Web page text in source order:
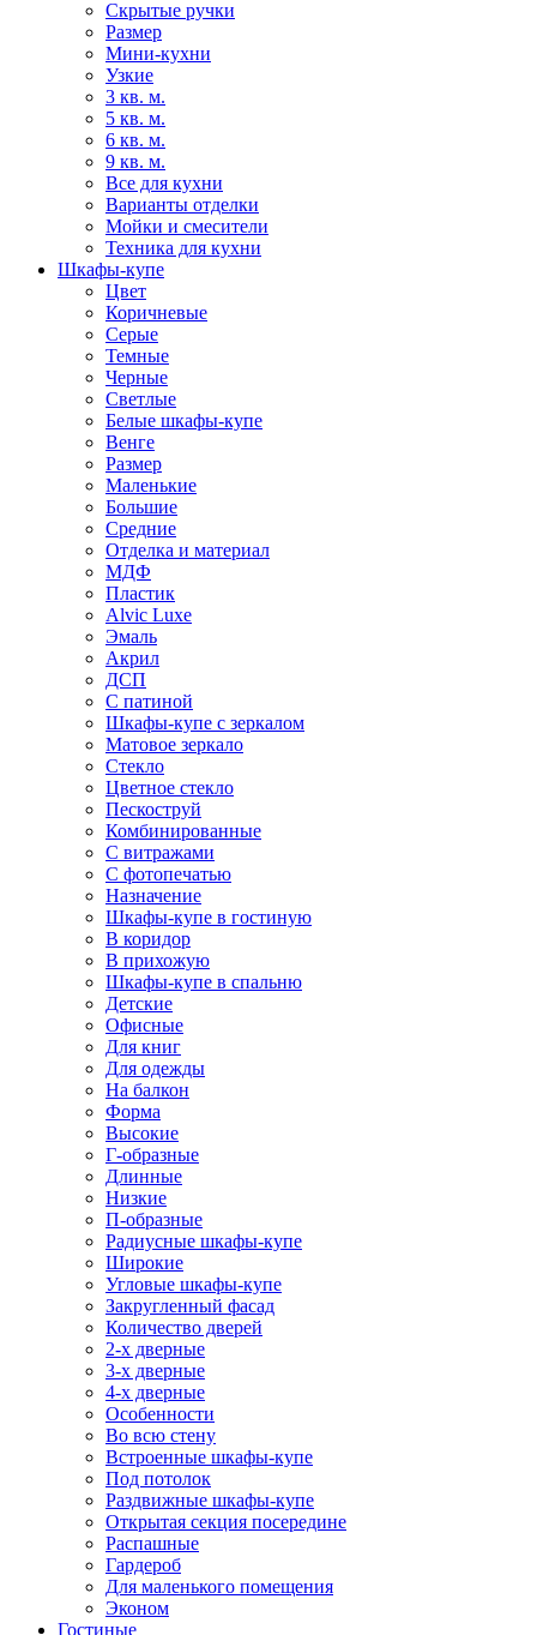
Скрытые ручки
Размер
Мини-кухни
Узкие
3 кв. м.
5 кв. м.
6 кв. м.
9 кв. м.
Все для кухни
Варианты отделки
Мойки и смесители
Техника для кухни
Шкафы-купе
Цвет
Коричневые
Серые
Темные
Черные
Светлые
Белые шкафы-купе
Венге
Размер
Маленькие
Большие
Средние
Отделка и материал
МДФ
Пластик
Alvic Luxe
Эмаль
Акрил
ДСП
С патиной
Шкафы-купе с зеркалом
Матовое зеркало
Стекло
Цветное стекло
Пескоструй
Комбинированные
С витражами
С фотопечатью
Назначение
Шкафы-купе в гостиную
В коридор
В прихожую
Шкафы-купе в спальню
Детские
Офисные
Для книг
Для одежды
На балкон
Форма
Высокие
Г-образные
Длинные
Низкие
П-образные
Радиусные шкафы-купе
Широкие
Угловые шкафы-купе
Закругленный фасад
Количество дверей
2-х дверные
3-х дверные
4-х дверные
Особенности
Во всю стену
Встроенные шкафы-купе
Под потолок
Раздвижные шкафы-купе
Открытая секция посередине
Распашные
Гардероб
Для маленького помещения
Эконом
Гостиные